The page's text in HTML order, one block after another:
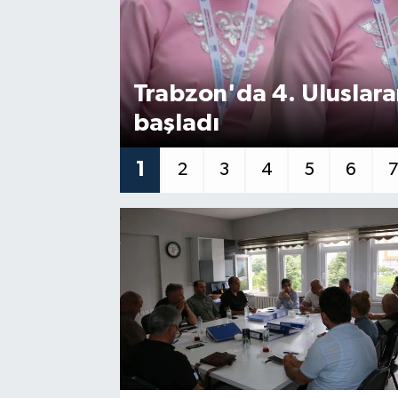
Trabzon'da 4.
başladı
1 2 3 4 5 6 7